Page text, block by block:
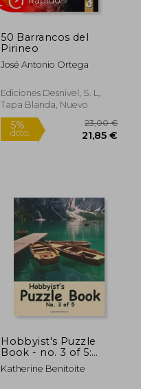
50 Barrancos del
Pirineo
José Antonio Ortega
Ediciones Desnivel, S. L,
Tapa Blanda, Nuevo
5%
dcto.
Hobbyist's Puzzle
Book - no. 3 of 5:
Word Search, Sudoku,
and Word Scramble
Katherine Benitoite